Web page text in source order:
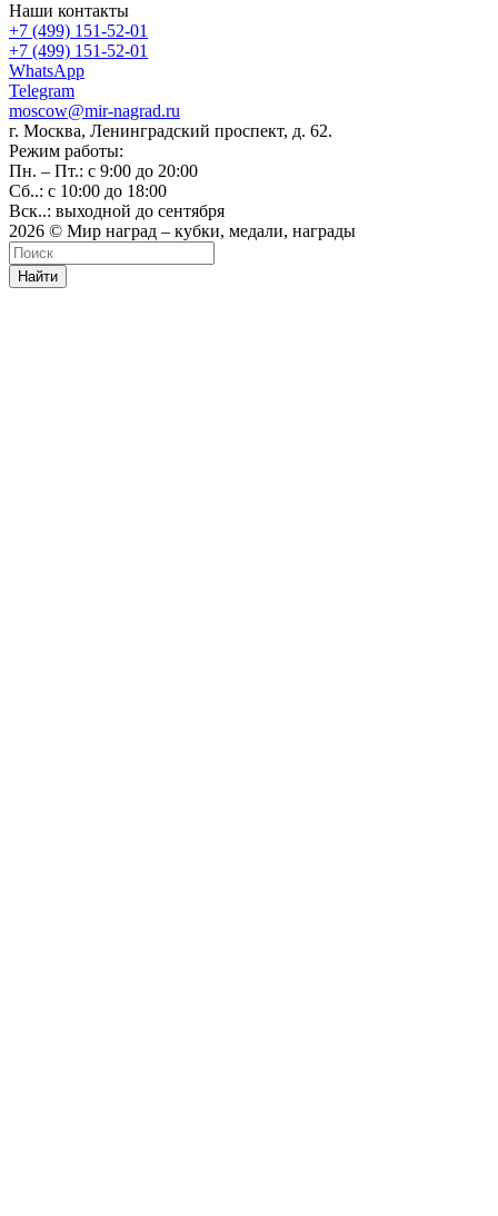
Наши контакты
+7 (499) 151-52-01
+7 (499) 151-52-01
WhatsApp
Telegram
moscow@mir-nagrad.ru
г. Москва, Ленинградский проспект, д. 62.
Режим работы:
Пн. – Пт.: с 9:00 до 20:00
Сб..: с 10:00 до 18:00
Вск..: выходной до сентября
2026 © Мир наград – кубки, медали, награды
Найти